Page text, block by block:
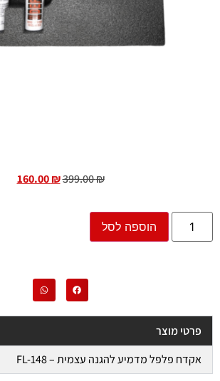
399.00₪
160.00₪
הוספה לסל
פרטי מוצר
אקדח פלפל מדמיע להגנה עצמית – FL-148